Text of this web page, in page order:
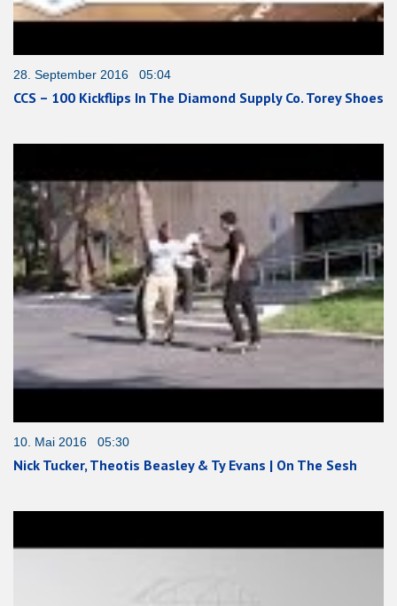
28. September 2016 05:04
CCS – 100 Kickflips In The Diamond Supply Co. Torey Shoes
10. Mai 2016 05:30
Nick Tucker, Theotis Beasley & Ty Evans | On The Sesh